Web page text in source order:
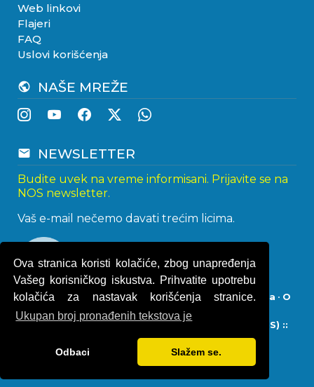
Ova stranica koristi kolačiće, zbog unapređenja
Vašeg korisničkog iskustva. Prihvatite upotrebu
kolačića za nastavak korišćenja stranice.
Ukupan broj pronađenih tekstova je
Odbaci Slažem se.
Web linkovi
Flajeri
FAQ
Uslovi korišćenja
public NAŠE MREŽE
email NEWSLETTER
Budite uvek na vreme informisani. Prijavite se na
NOS newsletter.
Vaš e-mail nečemo davati trećim licima.
Impresum• Politika privatnosti•Uslovi korišćenja • O
kolačićima
© 2013 - 2026Naturistička organizacija Srbije (NOS) ::
Naturisti Srbije• Sva prava zadržana.